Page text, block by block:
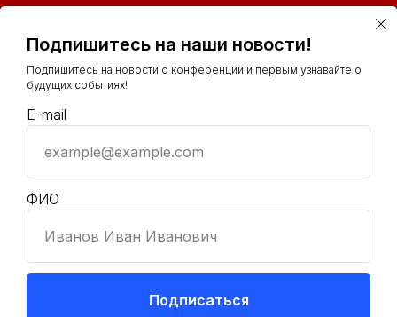
Подпишитесь на наши новости!
Подпишитесь на новости о конференции и первым узнавайте о
будущих событиях!
E-mail
example@example.com
ФИО
Иванов Иван Иванович
Подписаться
+7(977)153-41-32
info@ polit-smm.ru